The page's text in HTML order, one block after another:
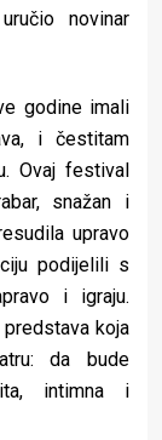
novinar
godine imali
i čestitam
Ovaj festival
snažan i
upravo
podijelili s
i igraju.
koja
da bude
intimna i